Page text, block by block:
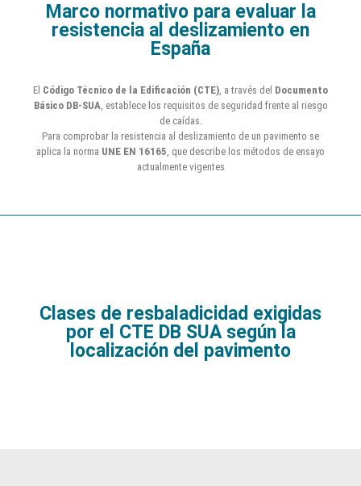
Marco normativo para evaluar la
resistencia al deslizamiento en
España
El Código Técnico de la Edificación (CTE), a través del Documento
Básico DB-SUA, establece los requisitos de seguridad frente al riesgo
de caídas.
Para comprobar la resistencia al deslizamiento de un pavimento se
aplica la norma UNE EN 16165, que describe los métodos de ensayo
actualmente vigentes
Clases de resbaladicidad exigidas
por el CTE DB SUA según la
localización del pavimento